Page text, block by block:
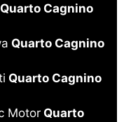
Quarto Cagnino
Quarto Cagnino
Quarto Cagnino
Motor Quarto